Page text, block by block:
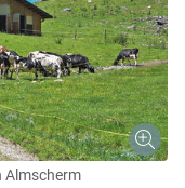
Almscherm